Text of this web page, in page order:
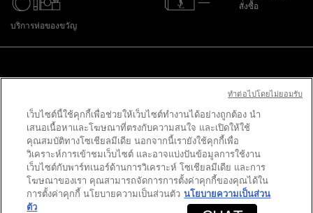
บริการห่อของขวัญ
สั่งซื้อ
PURCHASE OPTION
฿ - TH (TH)
© 2020 YSL Beauty
ข้อตกลงและเงื่อนไข
ข้อตกลงและเงื่อนไข Site Map
เว็บไซต์นี้ใช้คุกกี้เพื่อช่วยให้เว็บไซต์ทำงานได้อย่างถูกต้อง นำ
เสนอเนื้อหาและโฆษณาที่ตรงกับความสนใจ และเปิดให้ใช้
คุณสมบัติทางโซเชียลมีเดีย นอกจากนี้เรายังใช้คุกกี้เพื่อ
วิเคราะห์การเข้าชมเว็บไซต์ และอาจแบ่งปันข้อมูลการใช้งาน
เว็บไซต์กับพาร์ทเนอร์ด้านการวิเคราะห์ โซเชียลมีเดีย และการ
โฆษณาของเรา คุณสามารถจัดการการตั้งค่าคุกกี้ของคุณได้ใน
การตั้งค่าคุกกี้ นโยบายความเป็นส่วนตัว นโยบายความเป็นส่วน
ตัว
ทําต่อไปโดยไม่ยอมรับ